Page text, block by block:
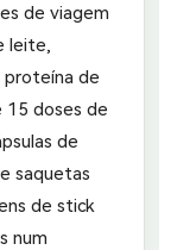
de viagem
leite,
de
15 doses de
de
saquetas
de stick
num